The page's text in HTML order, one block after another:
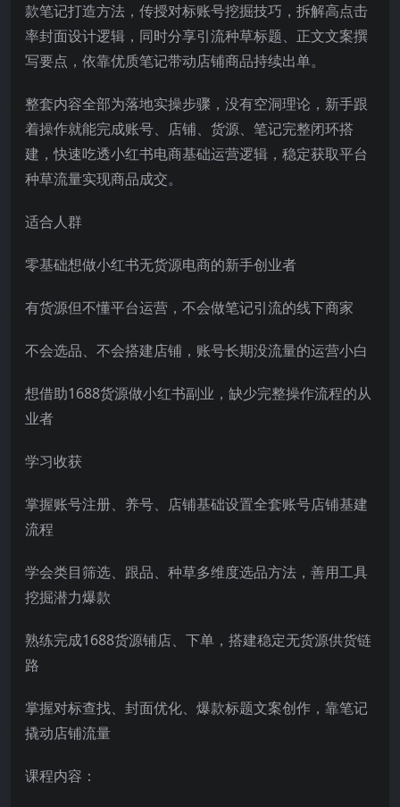
款笔记打造方法，传授对标账号挖掘技巧，拆解高点击
率封面设计逻辑，同时分享引流种草标题、正文文案撰
写要点，依靠优质笔记带动店铺商品持续出单。
整套内容全部为落地实操步骤，没有空洞理论，新手跟
着操作就能完成账号、店铺、货源、笔记完整闭环搭
建，快速吃透小红书电商基础运营逻辑，稳定获取平台
种草流量实现商品成交。
适合人群
零基础想做小红书无货源电商的新手创业者
有货源但不懂平台运营，不会做笔记引流的线下商家
不会选品、不会搭建店铺，账号长期没流量的运营小白
想借助1688货源做小红书副业，缺少完整操作流程的从
业者
学习收获
掌握账号注册、养号、店铺基础设置全套账号店铺基建
流程
学会类目筛选、跟品、种草多维度选品方法，善用工具
挖掘潜力爆款
熟练完成1688货源铺店、下单，搭建稳定无货源供货链
路
掌握对标查找、封面优化、爆款标题文案创作，靠笔记
撬动店铺流量
课程内容：